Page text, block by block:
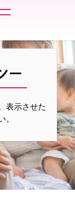
ー
表示させた